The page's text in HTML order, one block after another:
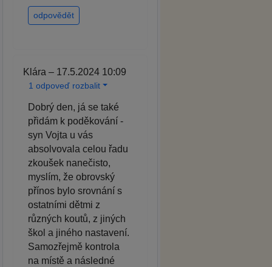
odpovědět
Klára – 17.5.2024 10:09
1 odpoveď rozbalit
Dobrý den, já se také
přidám k poděkování -
syn Vojta u vás
absolvovala celou řadu
zkoušek nanečisto,
myslím, že obrovský
přínos bylo srovnání s
ostatními dětmi z
různých koutů, z jiných
škol a jiného nastavení.
Samozřejmě kontrola
na místě a následné